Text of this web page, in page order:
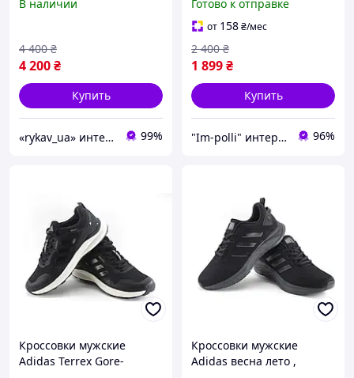
B22539, адидас раф
В наличии
4 200₴
4 400 ₴
Купить
«rykav_ua» интернет магазин одежды и обуви 99%
Готово к отправке
от 158₴/мес
1 899₴
2 400 ₴
Купить
"Im-polli" интернет-магазин 96%
Кроссовки мужские
Adidas Terrex Gore-
Кроссовки мужские
Adidas весна лето ,